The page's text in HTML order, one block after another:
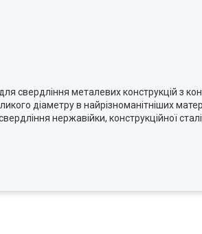
свердління металевих конструкцій з
діаметру в найрізноманітніших
нержавійки, конструкційної